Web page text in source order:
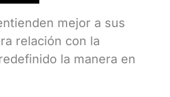
mejor a sus
relación con la
la manera en